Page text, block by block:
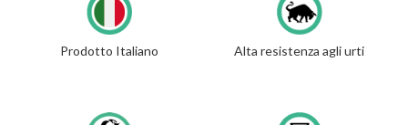
Prodotto Italiano Alta resistenza agli urti